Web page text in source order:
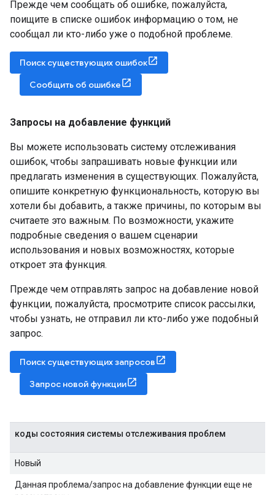
Прежде чем сообщать об ошибке, пожалуйста,
поищите в списке ошибок информацию о том, не
сообщал ли кто-либо уже о подобной проблеме.
Поиск существующих ошибок
Сообщить об ошибке
Запросы на добавление функций
Вы можете использовать систему отслеживания
ошибок, чтобы запрашивать новые функции или
предлагать изменения в существующих. Пожалуйста,
опишите конкретную функциональность, которую вы
хотели бы добавить, а также причины, по которым вы
считаете это важным. По возможности, укажите
подробные сведения о вашем сценарии
использования и новых возможностях, которые
откроет эта функция.
Прежде чем отправлять запрос на добавление новой
функции, пожалуйста, просмотрите список рассылки,
чтобы узнать, не отправил ли кто-либо уже подобный
запрос.
Поиск существующих запросов
Запрос новой функции
коды состояния системы отслеживания проблем
Новый
Данная проблема/запрос на добавление функции еще не